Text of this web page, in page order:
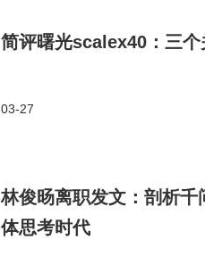
简评曙光scalex40：三
03-27
林俊旸离职发文：剖析
体思考时代